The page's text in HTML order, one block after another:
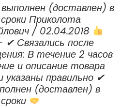
(доставлен) в
Приколота
/ 02.04.2018
Cвязались после
В течение 2 часов
и описание товара
указаны правильно ✔
(доставлен) в